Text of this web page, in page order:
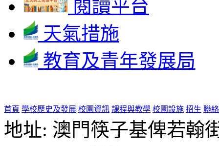
閱讀平台
天氣措施
教育及青年發展局
首頁 學校歷史及發展 校園資訊 課程與教學 校園設施 招生 聯
地址: 澳門筷子基俾若翰